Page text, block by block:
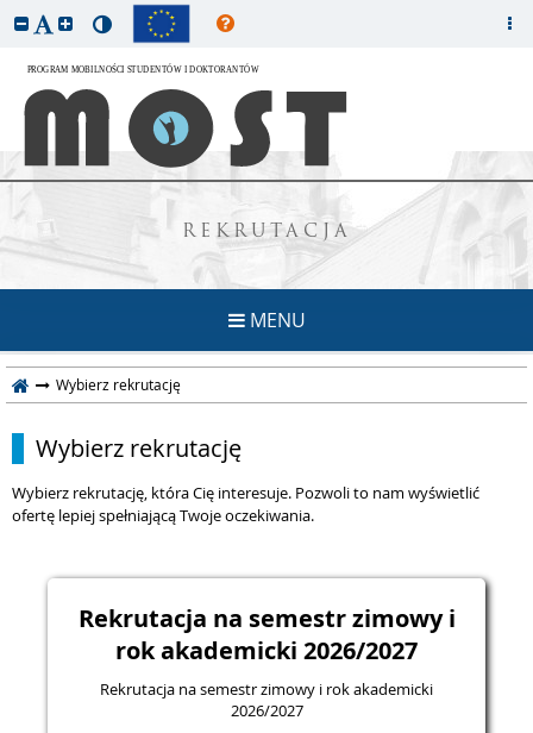
REKRUTACJA
MENU
Wybierz rekrutację
Wybierz rekrutację
Wybierz rekrutację, która Cię interesuje. Pozwoli to nam wyświetlić
ofertę lepiej spełniającą Twoje oczekiwania.
Rekrutacja na semestr zimowy i
rok akademicki 2026/2027
Rekrutacja na semestr zimowy i rok akademicki
2026/2027